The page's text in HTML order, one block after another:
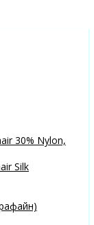
30% Nylon,
Silk